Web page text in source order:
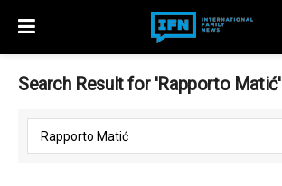
Search Result for 'Rapporto Matić'